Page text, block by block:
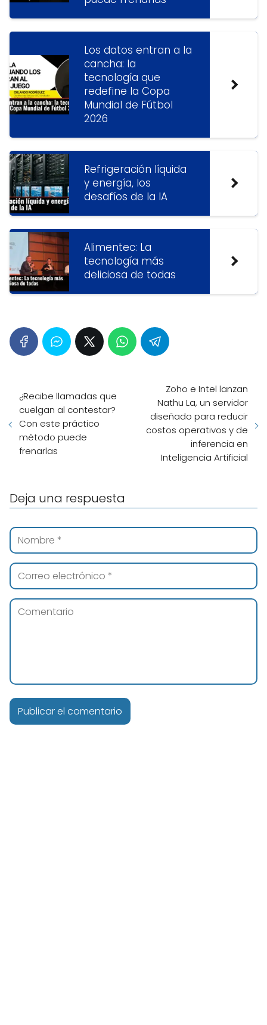
Los datos entran a la
cancha: la
tecnología que
redefine la Copa
Mundial de Fútbol
2026
Refrigeración líquida
y energía, los
desafíos de la IA
Alimentec: La
tecnología más
deliciosa de todas
¿Recibe llamadas que
cuelgan al contestar?
Con este práctico
método puede
frenarlas
Zoho e Intel lanzan
Nathu La, un servidor
diseñado para reducir
costos operativos y de
inferencia en
Inteligencia Artificial
Deja una respuesta